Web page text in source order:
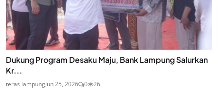
Dukung Program Desaku Maju, Bank Lampung Salurkan
Kr...
teras lampungJun 25, 2026 0 26